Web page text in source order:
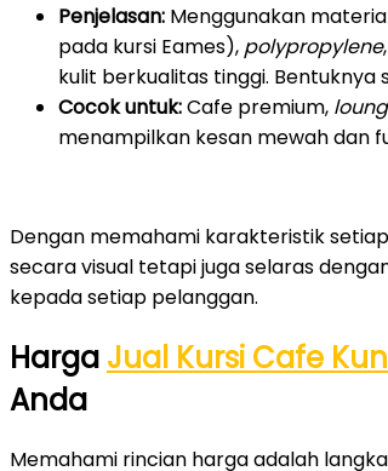
Penjelasan: Menggunakan
pada kursi Eames), polypropylene
kulit berkualitas tinggi. Bentuknya
Cocok untuk:Cafe premium,
menampilkan kesan mewah dan
Dengan memahami karakteristik
secara visual tetapi juga selaras
kepada setiap pelanggan.
Harga Jual Kursi Cafe
Anda
Memahami rincian harga adalah